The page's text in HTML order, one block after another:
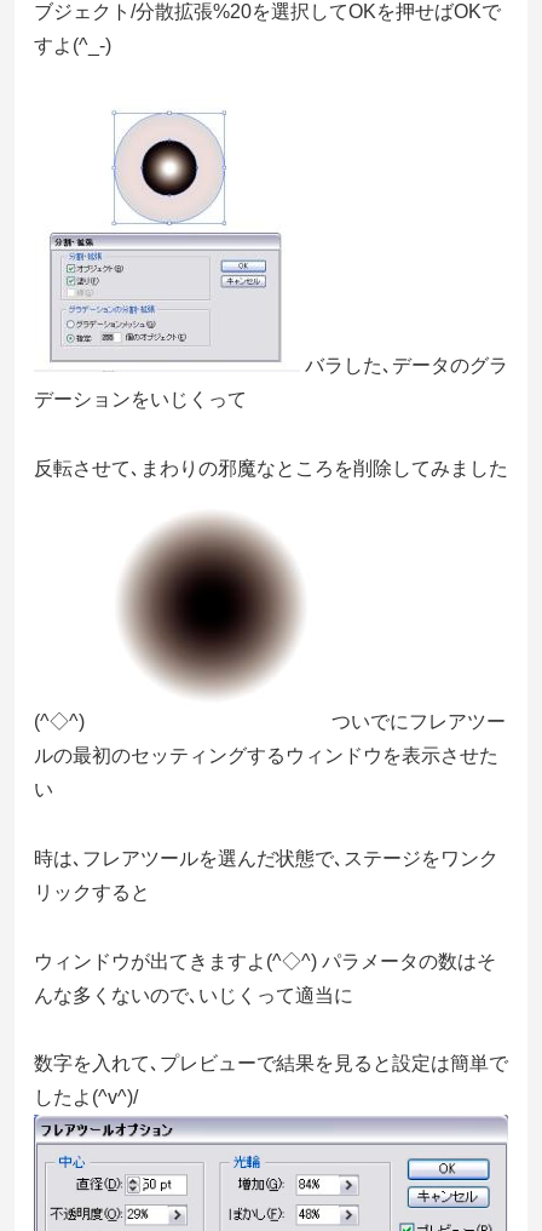
ブジェクト/分散拡張%20を選択してOKを押せばOKで
すよ(^_-)
バラした､データのグラ
デーションをいじくって
反転させて､まわりの邪魔なところを削除してみました
(^◇^)
ついでにフレアツー
ルの最初のセッティングするウィンドウを表示させた
い
時は､フレアツールを選んだ状態で､ステージをワンク
リックすると
ウィンドウが出てきますよ(^◇^) パラメータの数はそ
んな多くないので､いじくって適当に
数字を入れて､プレビューで結果を見ると設定は簡単で
したよ(^v^)/